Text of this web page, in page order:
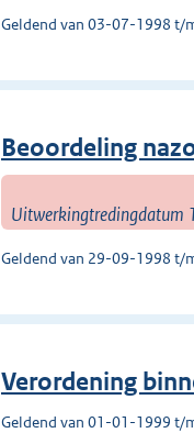
Geldend van 03-07-1998 t/
Beoordeling
Geldend van 29-09-1998 t/
Verordening
Geldend van 01-01-1999 t/